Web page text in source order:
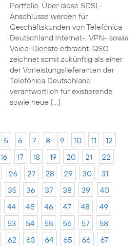
Portfolio. Über diese SDSL-
Anschlüsse werden für
Geschäftskunden von Telefónica
Deutschland Internet-, VPN- sowie
Voice-Dienste erbracht. QSC
zeichnet somit zukünftig als einer
der Vorleistungslieferanten der
Telefónica Deutschland
verantwortlich für existierende
sowie neue […]
5 6 7 8 9 10 11
12
16 17 18 19 20 21
22
26 27 28 29 30
31
35 36 37 38 39
40
44 45 46 47 48
49
53 54 55 56 57
58
62 63 64 65 66
67